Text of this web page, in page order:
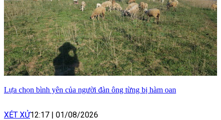
Lựa chọn bình yên của người đàn ông từng bị hàm oan
XÉT XỬ12:17 | 01/08/2026